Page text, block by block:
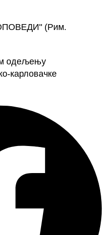
(Рим.
одељењу
карловачке